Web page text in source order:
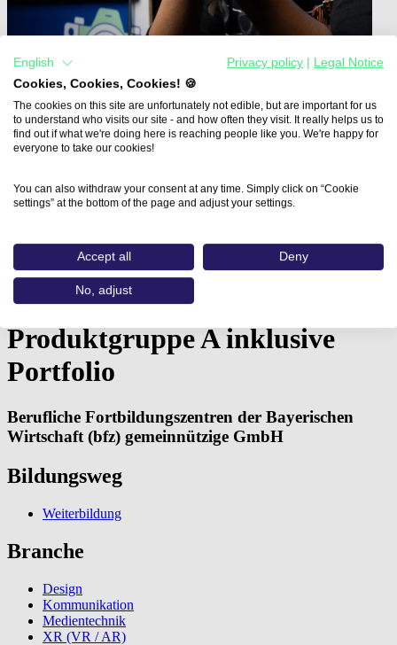
Home
Aus- und Weiterbildungen
Fachkraft Digital Fashion in
CLO - Virtual Garments:
Produktgruppe A inklusive
Portfolio
Berufliche Fortbildungszentren der Bayerischen
Wirtschaft (bfz) gemeinnützige GmbH
Bildungsweg
Weiterbildung
Branche
Design
Kommunikation
Medientechnik
XR (VR / AR)
English Privacy policy
Legal Notice
Cookies, Cookies, Cookies! 🍪
The cookies on this site are unfortunately not edible, but are important for us
to understand who visits our site - and how often they visit. It really helps us to
find out if what we're doing here is reaching people like you. We're happy for
everyone to take our cookies!
You can also withdraw your consent at any time. Simply click on “Cookie
settings” at the bottom of the page and adjust your settings.
Accept all Deny
No, adjust